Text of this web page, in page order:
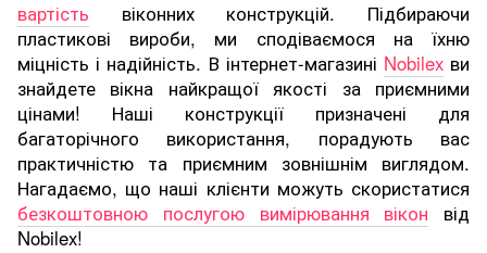
вартість віконних конструкцій. Підбираючи
пластикові вироби, ми сподіваємося на їхню
міцність і надійність. В інтернет-магазині Nobilexви
знайдете вікна найкращої якості за приємними
цінами! Наші конструкції призначені для
багаторічного використання, порадують вас
практичністю та приємним зовнішнім виглядом.
Нагадаємо, що наші клієнти можуть скористатися
безкоштовною послугою вимірювання вікон від
Nobilex!